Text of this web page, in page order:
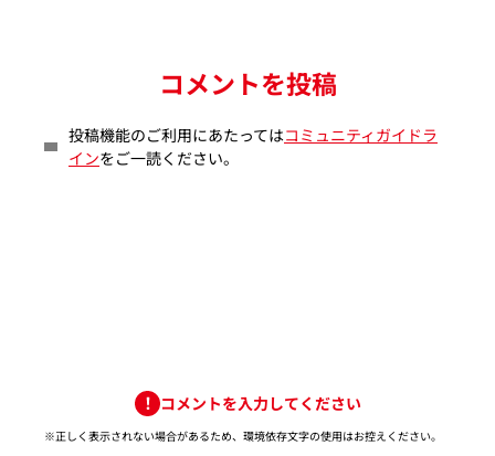
コメントを投稿
投稿機能のご利用にあたってはコミュニティガイドラ
インをご一読ください。
コメントを入力してください
※正しく表示されない場合があるため、環境依存文字の使用はお控えください。​